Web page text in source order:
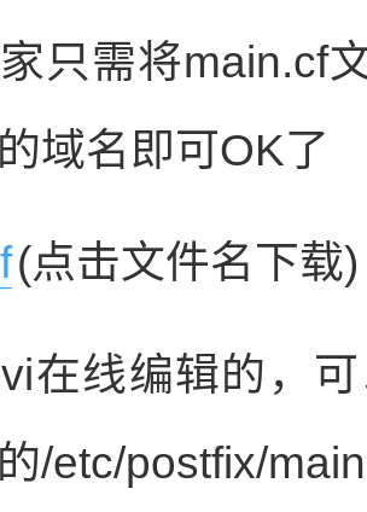
只需将main.cf
域名即可OK了
(点击文件名下载)
在线编辑的，
/etc/postfix/